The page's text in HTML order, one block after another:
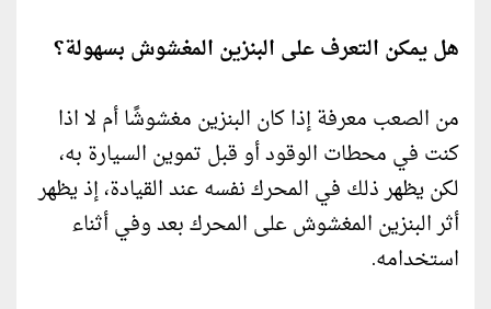
هل يمكن التعرف على البنزين المغشوش بسهولة؟
من الصعب معرفة إذا كان البنزين مغشوشًا أم لا اذا
كنت في محطات الوقود أو قبل تموين السيارة به،
لكن يظهر ذلك في المحرك نفسه عند القيادة، إذ يظهر
أثر البنزين المغشوش على المحرك بعد وفي أثناء
استخدامه.